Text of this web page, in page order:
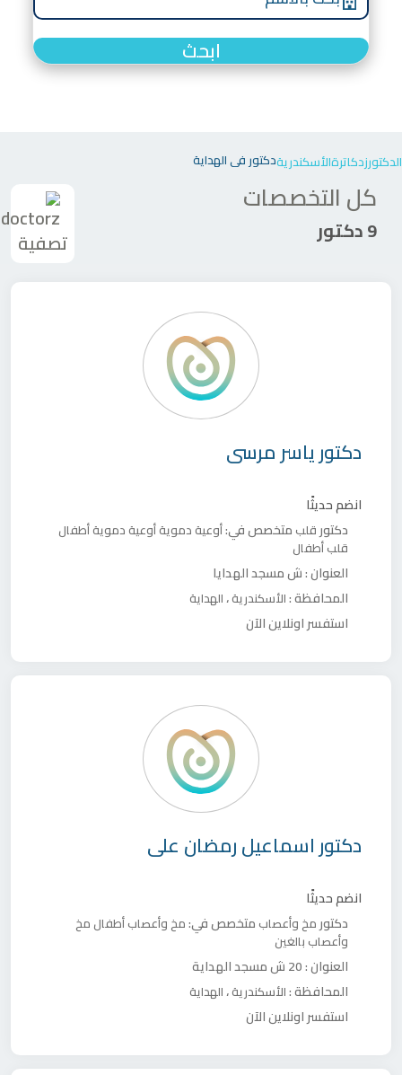
ابحث
الدكتورزدكاترةالأسكندريةدكتور في الهداية
كل التخصصات
9 دكتور تصفية
دكتورياسر مرسى
انضم حديثًا
دكتور قلب متخصص في:أوعية دمويةأوعية دموية أطفال
قلب أطفال
العنوان :ش مسجد الهدايا
المحافظة :الأسكندرية،الهداية
استفسر اونلاين الآن
دكتوراسماعيل رمضان على
انضم حديثًا
دكتور مخ وأعصاب متخصص في:مخ وأعصاب أطفال مخ
وأعصاب بالغين
العنوان :20 ش مسجد الهداية
المحافظة :الأسكندرية،الهداية
استفسر اونلاين الآن